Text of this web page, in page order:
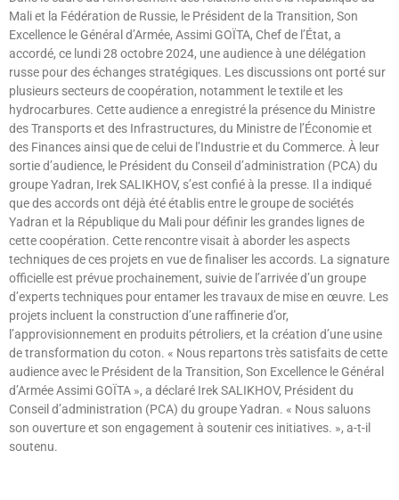
Mali et la Fédération de Russie, le Président de la Transition, Son
Excellence le Général d’Armée, Assimi GOÏTA, Chef de l’État, a
accordé, ce lundi 28 octobre 2024, une audience à une délégation
russe pour des échanges stratégiques. Les discussions ont porté sur
plusieurs secteurs de coopération, notamment le textile et les
hydrocarbures. Cette audience a enregistré la présence du Ministre
des Transports et des Infrastructures, du Ministre de l’Économie et
des Finances ainsi que de celui de l’Industrie et du Commerce. À leur
sortie d’audience, le Président du Conseil d’administration (PCA) du
groupe Yadran, Irek SALIKHOV, s’est confié à la presse. Il a indiqué
que des accords ont déjà été établis entre le groupe de sociétés
Yadran et la République du Mali pour définir les grandes lignes de
cette coopération. Cette rencontre visait à aborder les aspects
techniques de ces projets en vue de finaliser les accords. La signature
officielle est prévue prochainement, suivie de l’arrivée d’un groupe
d’experts techniques pour entamer les travaux de mise en œuvre. Les
projets incluent la construction d’une raffinerie d’or,
l’approvisionnement en produits pétroliers, et la création d’une usine
de transformation du coton. « Nous repartons très satisfaits de cette
audience avec le Président de la Transition, Son Excellence le Général
d’Armée Assimi GOÏTA », a déclaré Irek SALIKHOV, Président du
Conseil d’administration (PCA) du groupe Yadran. « Nous saluons
son ouverture et son engagement à soutenir ces initiatives. », a-t-il
soutenu.